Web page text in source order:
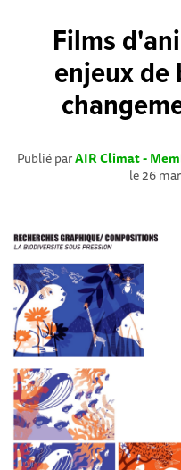
Films
enjeux
Publié parAIR Climat -
le 26